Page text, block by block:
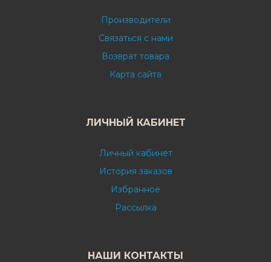
Производители
Связаться с нами
Возврат товара
Карта сайта
ЛИЧНЫЙ КАБИНЕТ
Личный кабинет
История заказов
Избранное
Рассылка
НАШИ КОНТАКТЫ